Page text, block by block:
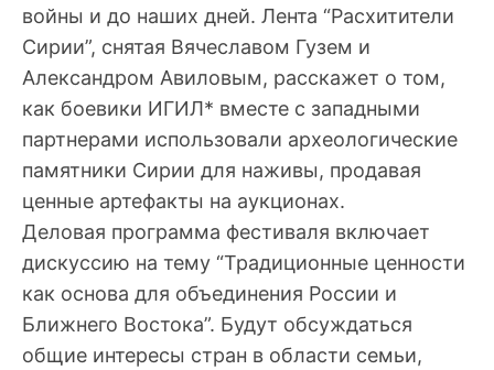
войны и до наших дней. Лента “Расхитители
Сирии”, снятая Вячеславом Гузем и
Александром Авиловым, расскажет о том,
как боевики ИГИЛ* вместе с западными
партнерами использовали археологические
памятники Сирии для наживы, продавая
ценные артефакты на аукционах.
Деловая программа фестиваля включает
дискуссию на тему “Традиционные ценности
как основа для объединения России и
Ближнего Востока”. Будут обсуждаться
общие интересы стран в области семьи,